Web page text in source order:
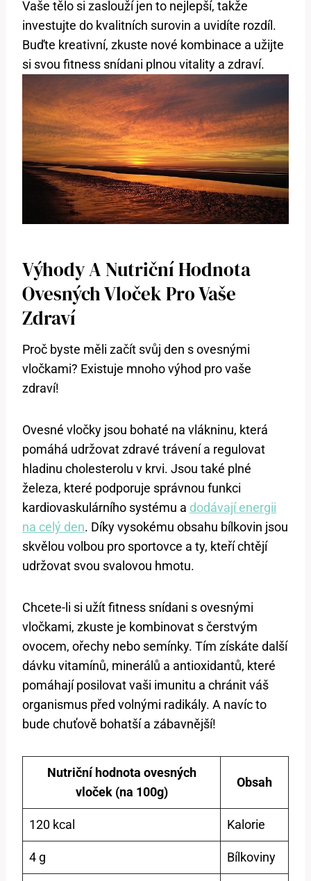
Vaše tělo si zaslouží jen to nejlepší, takže
investujte do kvalitních surovin a uvidíte rozdíl.
Buďte kreativní, zkuste nové kombinace a užijte
si svou fitness snídani plnou vitality a zdraví.
Výhody A Nutriční Hodnota
Ovesných Vloček Pro Vaše
Zdraví
Proč byste měli začít svůj den s ovesnými
vločkami? Existuje mnoho výhod pro vaše
zdraví!
Ovesné vločky jsou bohaté na vlákninu, která
pomáhá udržovat zdravé trávení a regulovat
hladinu cholesterolu v krvi. Jsou také plné
železa, které podporuje správnou funkci
kardiovaskulárního systému a dodávají energii
na celý den. Díky vysokému obsahu bílkovin jsou
skvělou volbou pro sportovce a ty, kteří chtějí
udržovat svou svalovou hmotu.
Chcete-li si užít fitness snídani s ovesnými
vločkami, zkuste je kombinovat s čerstvým
ovocem, ořechy nebo semínky. Tím získáte další
dávku vitamínů, minerálů a antioxidantů, které
pomáhají posilovat vaši imunitu a chránit váš
organismus před volnými radikály. A navíc to
bude chuťově bohatší a zábavnější!
Nutriční hodnota ovesných
vloček (na 100g)
Obsah
120 kcal Kalorie
4 g Bílkoviny